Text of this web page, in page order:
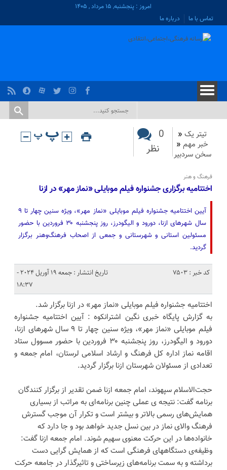
امروز : پنجشنبه, ۱۵ مرداد , ۱۴۰۵
تماس با ما
درباره ما
تیتر یک «
خبر مهم «
سخن سردبیر
0
نظر
فرهنگ و هنر
اختتامیه برگزاری جشنواره فیلم موبایلی «نماز مهر» در ازنا
آیین اختتامیه جشنواره فیلم موبایلی «نماز مهر»، ویژه سنین چهار تا ۹
سال شهرهای ازنا، دورود و الیگودرز، روز پنجشنبه ۳۰ فروردین با حضور
مسئولین استانی و شهرستانی و جمعی از اصحاب فرهنگ‌وهنر برگزار
گردید.
کد خبر : 7503
تاریخ انتشار : جمعه 19 آوریل 2024 -
18:37
اختتامیه جشنواره فیلم موبایلی «نماز مهر» در ازنا برگزار شد.
به گزارش پایگاه خبری نگین اشترانکوه : آیین اختتامیه جشنواره
فیلم موبایلی «نماز مهر»، ویژه سنین چهار تا ۹ سال شهرهای ازنا،
دورود و الیگودرز، روز پنجشنبه ۳۰ فروردین با حضور مسوول ستاد
اقامه نماز اداره کل فرهنگ و ارشاد اسلامی لرستان، امام جمعه و
تعدادی از مسئولان شهرستان ازنا برگزار گردید.
حجت‌الاسلام سپهوند، امام جمعه ازنا ضمن تقدیر از برگزار کنندگان
برنامه گفت: نتیجه ی عملی چنین برنامه‌ای به مراتب از بسیاری
همایش‌های رسمی بالاتر و بیشتر است و تکرار آن موجب گسترش
فرهنگ والای نماز در بین نسل جدید خواهد بود و جا دارد که
خانواده‌ها در این حرکت معنوی سهیم شوند. امام جمعه ازنا گفت:
وظیفه‌ی دستگاههای فرهنگی است که از همایش گرایی‌ دست
برداشته و به سمت برنامه‌های زیرساختی و تاثیرگذار در جامعه حرکت